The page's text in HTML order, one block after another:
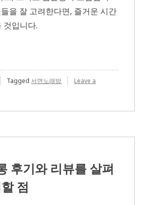
을 잘 고려한다면, 즐거운 시간
것입니다.
Tagged 서면노래방
Leave a
후기와 리뷰를 살펴
점